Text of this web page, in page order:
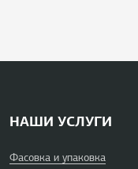
НАШИ УСЛУГИ
Фасовка и упаковка